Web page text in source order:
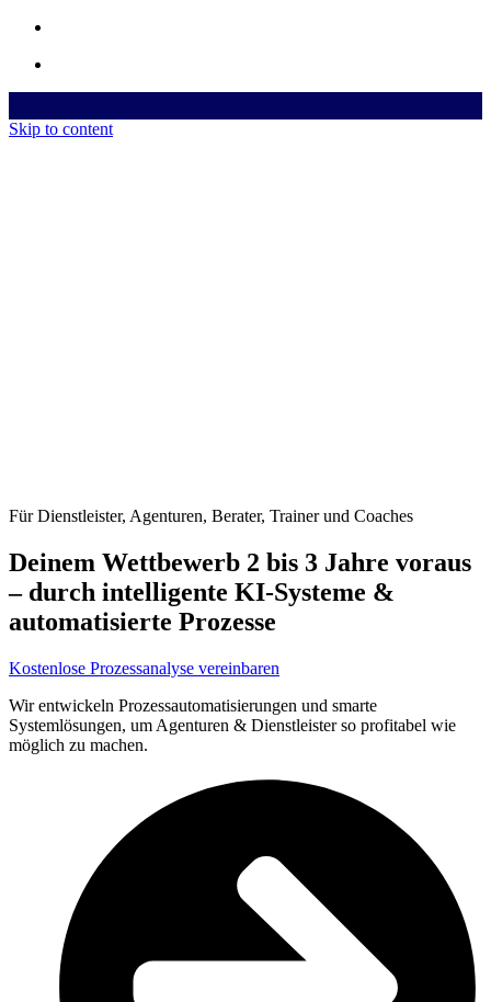
Skip to content
Für Dienstleister, Agenturen, Berater, Trainer und Coaches
Deinem Wettbewerb 2 bis 3 Jahre voraus
– durch intelligente KI-Systeme &
automatisierte Prozesse
Kostenlose Prozessanalyse vereinbaren
Wir entwickeln Prozessautomatisierungen und smarte
Systemlösungen, um Agenturen & Dienstleister so profitabel wie
möglich zu machen.